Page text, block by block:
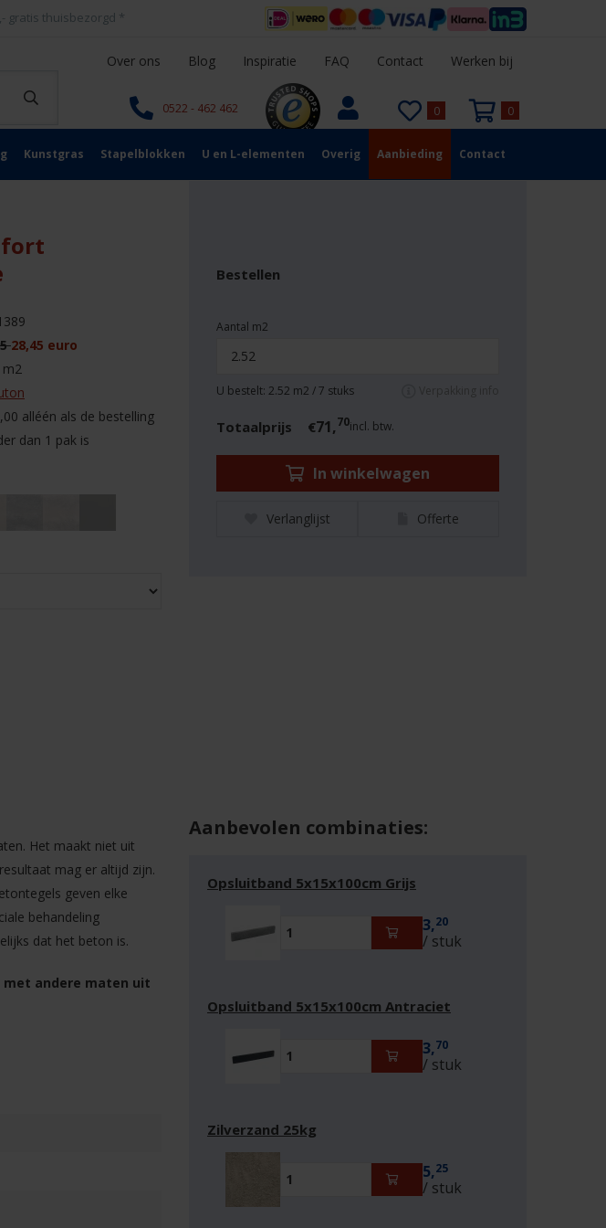
gratis thuisbezorgd *
Over ons Blog Inspiratie FAQ Contact Werken bij
0522 - 462 462 0 0
Kunstgras Stapelblokken U en L-elementen Overig Aanbieding Contact
28,45 euro
m2
alléén als de bestelling
dan 1 pak is
Bestellen
Aantal m2
U bestelt: 2.52 m2 /7 stuks Verpakking info
Totaalprijs €71,70incl. btw.
In winkelwagen
Verlanglijst Offerte
Het maakt niet uit
mag er altijd zijn.
geven elke
behandeling
dat het beton is.
met andere maten uit
Aanbevolen combinaties:
Opsluitband 5x15x100cm Grijs
3,20
/ stuk
Opsluitband 5x15x100cm Antraciet
3,70
/ stuk
Zilverzand 25kg
5,25
/ stuk